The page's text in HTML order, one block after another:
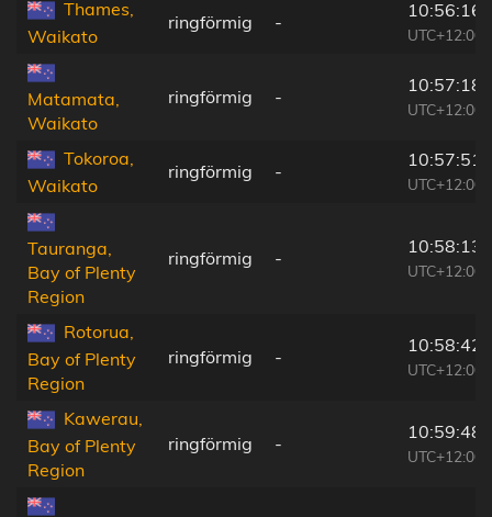
Thames,
Waikato
ringförmig -
10:56:16
UTC+12:00
Matamata,
Waikato
ringförmig -
10:57:18
UTC+12:00
Tokoroa,
Waikato
ringförmig -
10:57:51
UTC+12:00
Tauranga,
Bay of Plenty
Region
ringförmig -
10:58:13
UTC+12:00
Rotorua,
Bay of Plenty
Region
ringförmig -
10:58:42
UTC+12:00
Kawerau,
Bay of Plenty
Region
ringförmig -
10:59:48
UTC+12:00